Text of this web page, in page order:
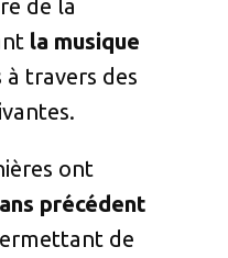
de la
la musique
à travers des
ont
précédent
de